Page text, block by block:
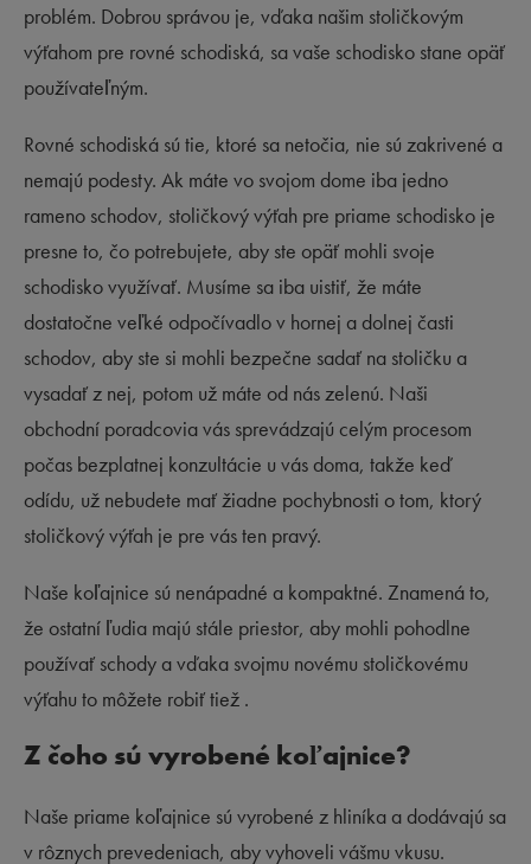
problém. Dobrou správou je, vďaka našim stoličkovým
výťahom pre rovné schodiská, sa vaše schodisko stane opäť
používateľným.
Rovné schodiská sú tie, ktoré sa netočia, nie sú zakrivené a
nemajú podesty. Ak máte vo svojom dome iba jedno
rameno schodov, stoličkový výťah pre priame schodisko je
presne to, čo potrebujete, aby ste opäť mohli svoje
schodisko využívať. Musíme sa iba uistiť, že máte
dostatočne veľké odpočívadlo v hornej a dolnej časti
schodov, aby ste si mohli bezpečne sadať na stoličku a
vysadať z nej, potom už máte od nás zelenú. Naši
obchodní poradcovia vás sprevádzajú celým procesom
počas bezplatnej konzultácie u vás doma, takže keď
odídu, už nebudete mať žiadne pochybnosti o tom, ktorý
stoličkový výťah je pre vás ten pravý.
Naše koľajnice sú nenápadné a kompaktné. Znamená to,
že ostatní ľudia majú stále priestor, aby mohli pohodlne
používať schody a vďaka svojmu novému stoličkovému
výťahu to môžete robiť tiež .
Z čoho sú vyrobené koľajnice?
Naše priame koľajnice sú vyrobené z hliníka a dodávajú sa
v rôznych prevedeniach, aby vyhoveli vášmu vkusu.